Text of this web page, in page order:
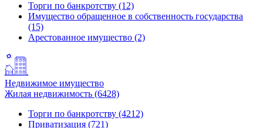
Торги по банкротству (12)
Имущество обращенное в собственность государства
(15)
Арестованное имущество (2)
Недвижимое имущество
Жилая недвижимость (6428)
Торги по банкротству (4212)
Приватизация (721)